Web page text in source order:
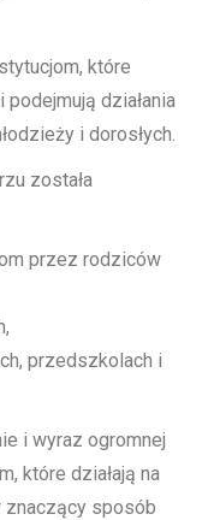
które
działania
i dorosłych.
została
przez rodziców
przedszkolach i
i wyraz ogromnej
które działają na
znaczący sposób